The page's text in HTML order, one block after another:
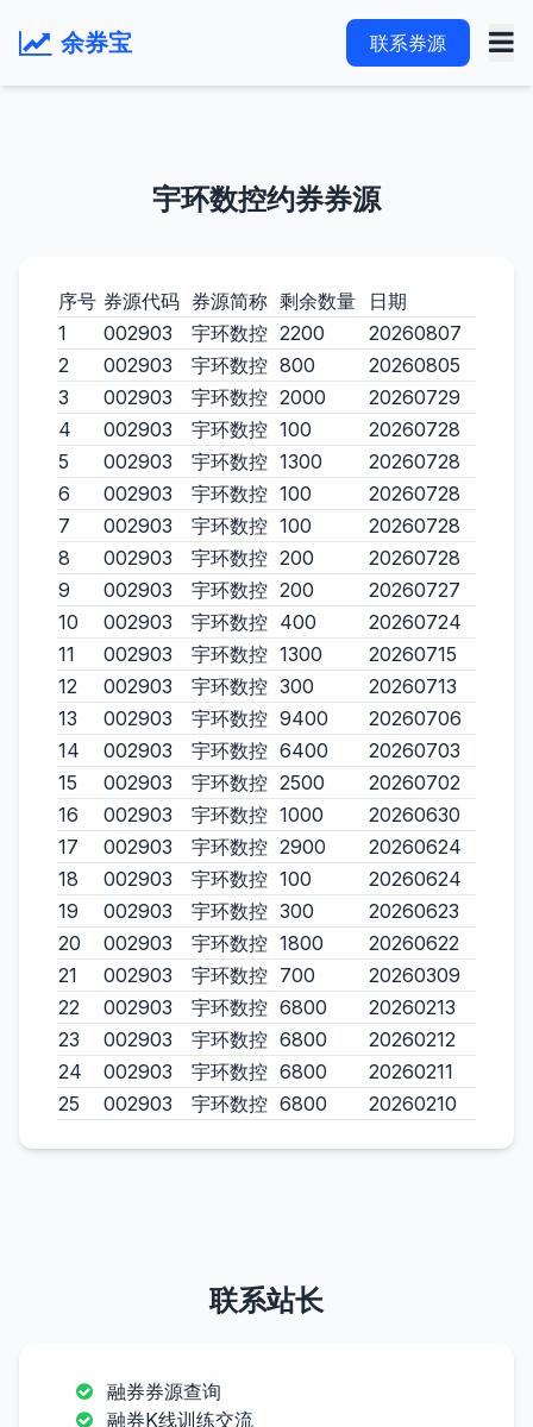
余券宝 联系券源
宇环数控约券券源
序号 券源代码 券源简称 剩余数量
日期
1
002903 宇环数控 2200
20260807
2
002903 宇环数控 800
20260805
3
002903 宇环数控 2000
20260729
4
002903 宇环数控 100
20260728
5
002903 宇环数控 1300
20260728
6
002903 宇环数控 100
20260728
7
002903 宇环数控 100
20260728
8
002903 宇环数控 200
20260728
9
002903 宇环数控 200
20260727
10
002903 宇环数控 400
20260724
11
002903 宇环数控 1300
20260715
12
002903 宇环数控 300
20260713
13
002903 宇环数控 9400
20260706
14
002903 宇环数控 6400
20260703
15
002903 宇环数控 2500
20260702
16
002903 宇环数控 1000
20260630
17
002903 宇环数控 2900
20260624
18
002903 宇环数控 100
20260624
19
002903 宇环数控 300
20260623
20
002903 宇环数控 1800
20260622
21
002903 宇环数控 700
20260309
22
002903 宇环数控 6800
20260213
23
002903 宇环数控 6800
20260212
24
002903 宇环数控 6800
20260211
25
002903 宇环数控 6800 20260210
联系站长
融券券源查询
融券K线训练交流